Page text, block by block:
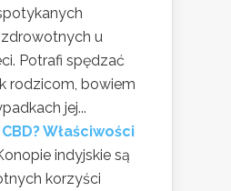
u
Potrafi spędzać
rodzicom, bowiem
jej...
Właściwości
indyjskie są
korzyści